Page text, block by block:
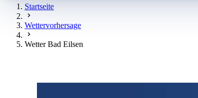
Startseite
Wettervorhersage
Wetter Bad Eilsen